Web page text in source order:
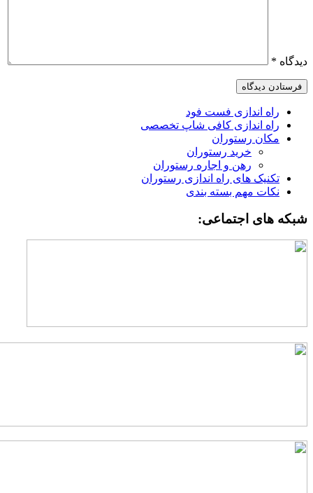
*
راه اندازی فست فود
راه اندازی کافی شاپ تخصصی
مکان رستوران
خرید رستوران
رهن و اجاره رستوران
تکنیک های راه اندازی رستوران
نکات مهم بسته بندی
های اجتماعی: